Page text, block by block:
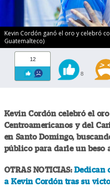
Kevin Cordón ganó el oro y celebró
Guatemalteco)
12
8
Kevin Cordón celebró el
Centroamericanos y del
en Santo Domingo,
público para darle un beso
OTRAS NOTICIAS: Dedican
a Kevin Cordón tras su